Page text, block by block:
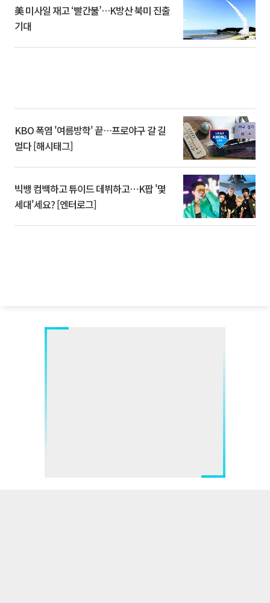
美 미사일 재고 ‘빨간불’…K방산 북미 진출
기대
KBO 폭염 '여름방학' 끝…프로야구 갈 길
멀다 [해시태그]
빅뱅 컴백하고 튜이드 데뷔하고⋯K팝 '몇
세대'세요? [엔터로그]